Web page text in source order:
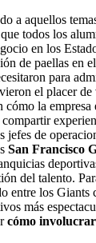
a aquellos
todos los
en los
de paellas en
para
el placer de
cómo la empresa
jefes de
San Francisco
del talento.
entre los Giants
más
cómo